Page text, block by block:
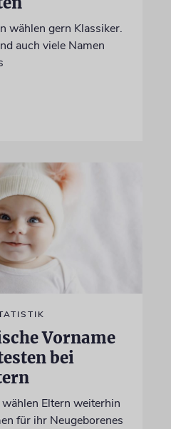
wählen gern Klassiker.
auch viele Namen
Vorname
bei
Eltern weiterhin
für ihr Neugeborenes